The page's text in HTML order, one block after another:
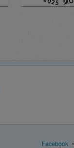
Facebook